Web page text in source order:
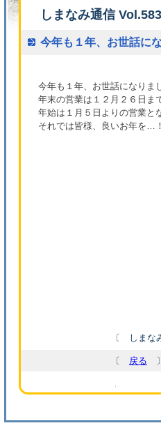
しまなみ通信
今年も１年、お世話に
今年も１年、お世話になりま
年末の営業は１２月２６日ま
年始は１月５日よりの営業と
それでは皆様、良いお年を…
〔 しまな
〔 戻る